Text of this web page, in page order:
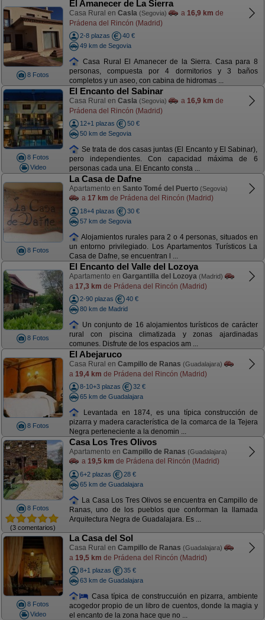
8 Fotos
El Amanecer de La Sierra
Casa Rural en Casla (Segovia) a 16,9 km de
Prádena del Rincón (Madrid)
2-8 plazas
40 €
49 km de Segovia
Casa Rural El Amanecer de la Sierra. Casa para 8
personas, compuesta por 4 dormitorios y 3 baños
completos y un aseo, con cabina de hidromas ...
8 Fotos
Video
El Encanto del Sabinar
Casa Rural en Casla (Segovia) a 16,9 km de
Prádena del Rincón (Madrid)
12+1 plazas
50 €
50 km de Segovia
Se trata de dos casas juntas (El Encanto y El Sabinar),
pero independientes. Con capacidad máxima de 6
personas cada una. El Encanto consta ...
8 Fotos
La Casa de Dafne
Apartamento en Santo Tomé del Puerto (Segovia)
a 17 km de Prádena del Rincón (Madrid)
18+4 plazas
30 €
57 km de Segovia
Alojamientos rurales para 2 o 4 personas, situados en
un entorno privilegiado. Los Apartamentos Turísticos La
Casa de Dafne, se encuentran l ...
8 Fotos
El Encanto del Valle del Lozoya
Apartamento en Gargantilla del Lozoya (Madrid)
a 17,3 km de Prádena del Rincón (Madrid)
2-90 plazas
40 €
80 km de Madrid
Un conjunto de 16 alojamientos turísticos de carácter
rural con piscina climatizada y zonas ajardinadas
comunes. Disfrute de los espacios am ...
8 Fotos
El Abejaruco
Casa Rural en Campillo de Ranas (Guadalajara)
a 19,4 km de Prádena del Rincón (Madrid)
8-10+3 plazas
32 €
65 km de Guadalajara
Levantada en 1874, es una típica construcción de
pizarra y madera característica de la comarca de la Tejera
Negra perteneciente a la denomin ...
8 Fotos
(3 comentarios)
Casa Los Tres Olivos
Apartamento en Campillo de Ranas (Guadalajara)
a 19,5 km de Prádena del Rincón (Madrid)
6+2 plazas
28 €
65 km de Guadalajara
La Casa Los Tres Olivos se encuentra en Campillo de
Ranas, uno de los pueblos que conforman la llamada
Arquitectura Negra de Guadalajara. Es ...
8 Fotos
Video
La Casa del Sol
Casa Rural en Campillo de Ranas (Guadalajara)
a 19,5 km de Prádena del Rincón (Madrid)
8+1 plazas
35 €
63 km de Guadalajara
Casa típica de construccuión en pizarra, ambiente
acogedor propio de un libro de cuentos, donde la magia y
el encanto de la zona hace que no ...